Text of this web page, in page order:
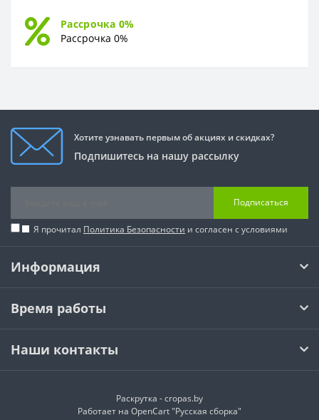
Рассрочка 0%
Рассрочка 0%
Хотите узнавать первым об акциях и скидках?
Подпишитесь на нашу рассылку
Подписаться
Я прочитал Политика Безопасности и согласен с условиями
Информация
Время работы
Наши контакты
Раскрутка -cropas.by
Работает на OpenCart "Русская сборка"